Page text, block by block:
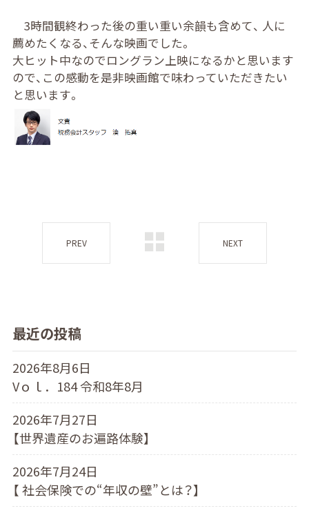
3時間観終わった後の重い重い余韻も含めて、 人に
薦めたくなる、そんな映画でした。
大ヒット中なのでロングラン上映になるかと思います
ので、この感動を是非映画館で味わっていただきたい
と思います。
PREV NEXT
最近の投稿
2026年8月6日
Vｏｌ．184 令和8年8月
2026年7月27日
【世界遺産のお遍路体験】
2026年7月24日
【 社会保険での“年収の壁”とは？】